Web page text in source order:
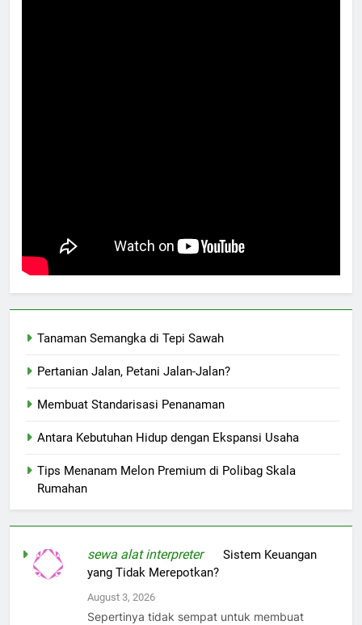
Tanaman Semangka di Tepi Sawah
Pertanian Jalan, Petani Jalan-Jalan?
Membuat Standarisasi Penanaman
Antara Kebutuhan Hidup dengan Ekspansi Usaha
Tips Menanam Melon Premium di Polibag Skala
Rumahan
sewa alat interpreteronSistem Keuangan
yang Tidak Merepotkan?
August 3, 2026
Sepertinya tidak sempat untuk membuat